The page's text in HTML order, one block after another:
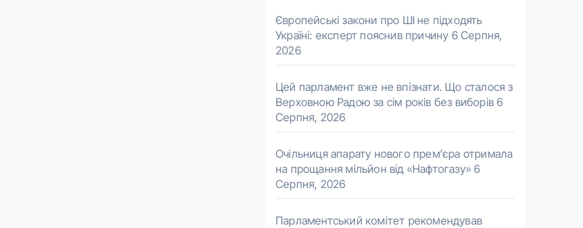
Європейські закони про ШІ не підходять
Україні: експерт пояснив причину 6 Серпня,
2026
Цей парламент вже не впізнати. Що сталося з
Верховною Радою за сім років без виборів 6
Серпня, 2026
Очільниця апарату нового прем’єра отримала
на прощання мільйон від «Нафтогазу» 6
Серпня, 2026
Парламентський комітет рекомендував